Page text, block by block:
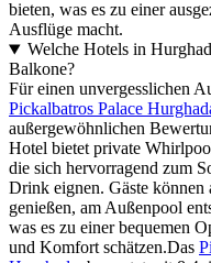
bieten, was es zu einer
Ausflüge macht.
Welche Hotels in
Balkone?
Für einen unvergesslichen
Pickalbatros Palace
außergewöhnlichen
Hotel bietet private
die sich hervorragend zum
Drink eignen. Gäste können
genießen, am Außenpool
was es zu einer bequemen
und Komfort schätzen.Das